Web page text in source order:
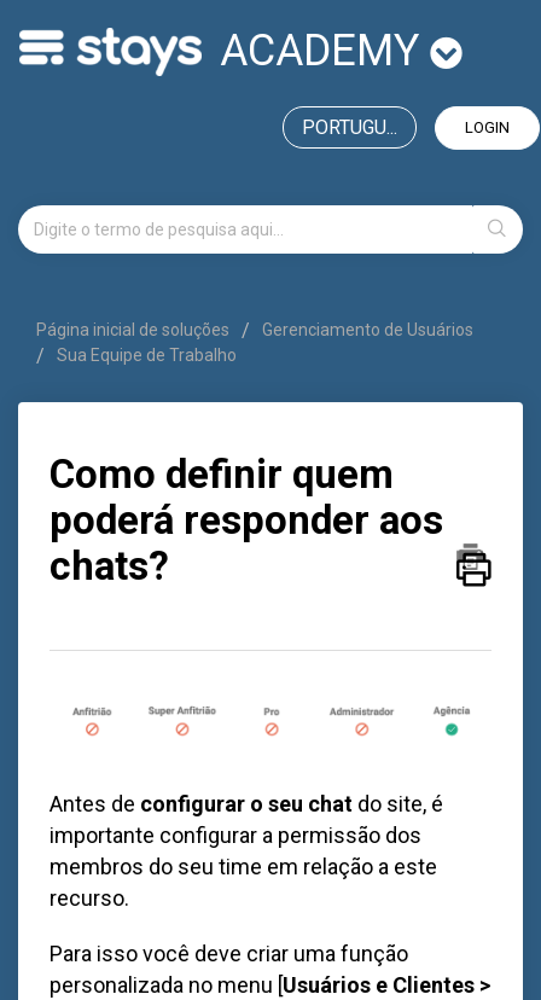
ACADEMY
LOGIN
PORTUGU...
Página inicial de soluções
Gerenciamento de Usuários
Sua Equipe de Trabalho
Como definir quem
poderá responder aos
chats?
Antes de configurar o seu chat do site, é
importante configurar a permissão dos
membros do seu time em relação a este
recurso.
Para isso você deve criar uma função
personalizada no menu [Usuários e Clientes >